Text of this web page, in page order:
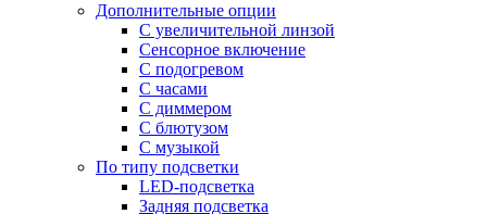
Дополнительные опции
C увеличительной линзой
Сенсорное включение
С подогревом
С часами
С диммером
С блютузом
С музыкой
По типу подсветки
LED-подсветка
Задняя подсветка